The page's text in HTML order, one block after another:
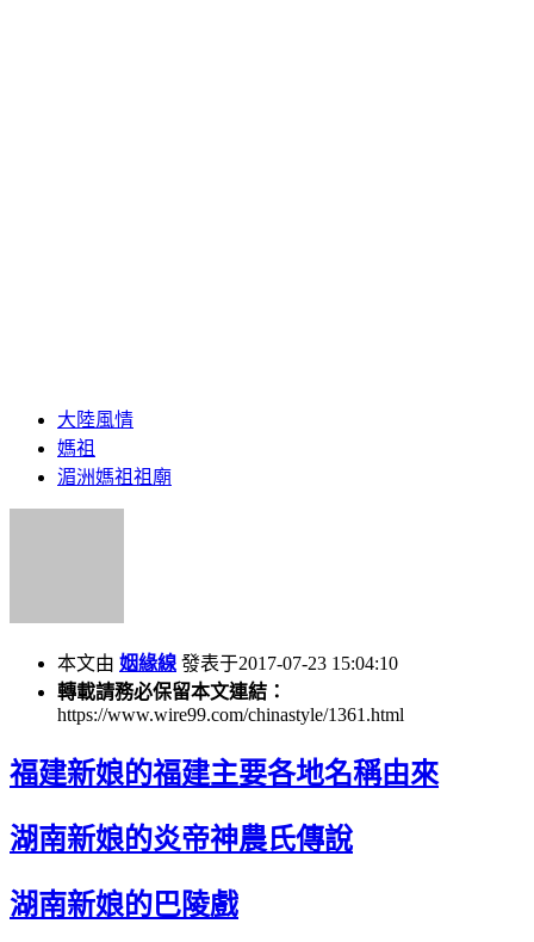
大陸風情
媽祖
湄洲媽祖祖廟
本文由 姻緣線 發表于2017-07-23 15:04:10
轉載請務必保留本文連結：
https://www.wire99.com/chinastyle/1361.html
福建新娘的福建主要各地名稱由來
湖南新娘的炎帝神農氏傳說
湖南新娘的巴陵戲